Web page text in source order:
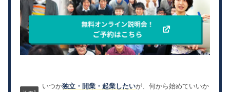
いつか独立・開業・起業したいが、何から始めていいか